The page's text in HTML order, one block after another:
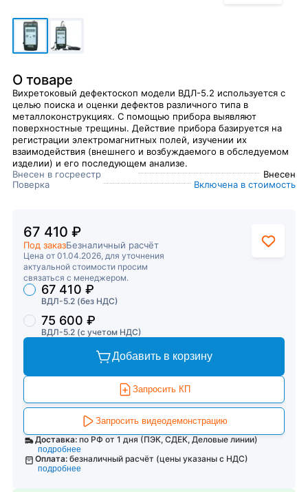
О товаре
Вихретоковый дефектоскоп модели ВДЛ-5.2 используется с
целью поиска и оценки дефектов различного типа в
металлоконструкциях. С помощью прибора выявляют
поверхностные трещины. Действие прибора базируется на
регистрации электромагнитных полей, изучении их
взаимодействия (внешнего и возбуждаемого в обследуемом
изделии) и его последующем анализе.
Внесен в госреестр
Внесен
Поверка
Включена в стоимость
67 410 ₽
Под заказБезналичный расчёт
Цена от 01.04.2026, для уточнения
актуальной стоимости просим
связаться с менеджером.
Торговые предложения
ВДЛ-5.2 (без НДС)
67 410 ₽
ВДЛ-5.2 (с учетом НДС)
75 600 ₽
Добавить в корзину
Запросить КП
Запросить видеодемонстрацию
Доставка: по РФ от 1 дня (ПЭК, СДЕК, Деловые линии)
подробнее
Оплата: безналичный расчёт (цены указаны с НДС)
подробнее